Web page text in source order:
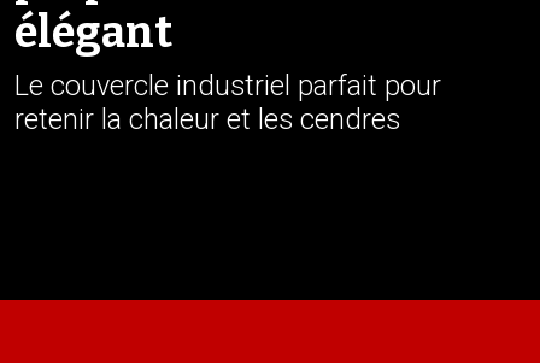
élégant
Le couvercle industriel parfait pour
retenir la chaleur et les cendres